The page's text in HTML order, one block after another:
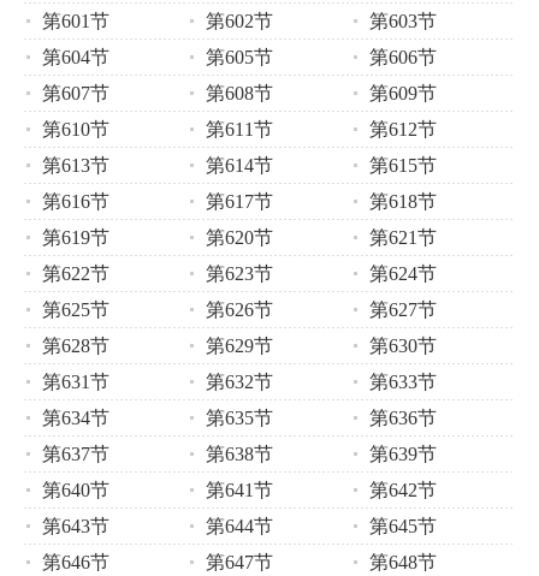
第601节
第602节
第603节
第604节
第605节
第606节
第607节
第608节
第609节
第610节
第611节
第612节
第613节
第614节
第615节
第616节
第617节
第618节
第619节
第620节
第621节
第622节
第623节
第624节
第625节
第626节
第627节
第628节
第629节
第630节
第631节
第632节
第633节
第634节
第635节
第636节
第637节
第638节
第639节
第640节
第641节
第642节
第643节
第644节
第645节
第646节
第647节 第648节